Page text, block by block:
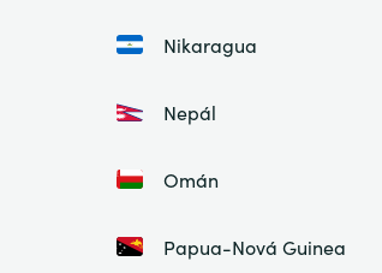
Nikaragua
Nepál
Omán
Papua-Nová Guinea